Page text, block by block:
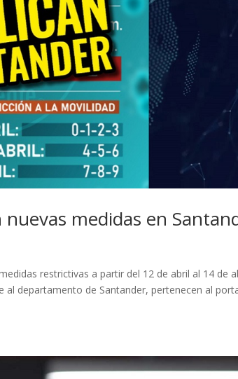
medidas en
restrictivas a partir del 12 de abril al 14 de
departamento de Santander, pertenecen al